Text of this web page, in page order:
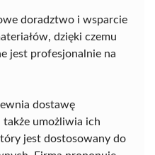
doradztwo i wsparcie
dzięki czemu
jest profesjonalnie na
dostawę
umożliwia ich
jest dostosowany do